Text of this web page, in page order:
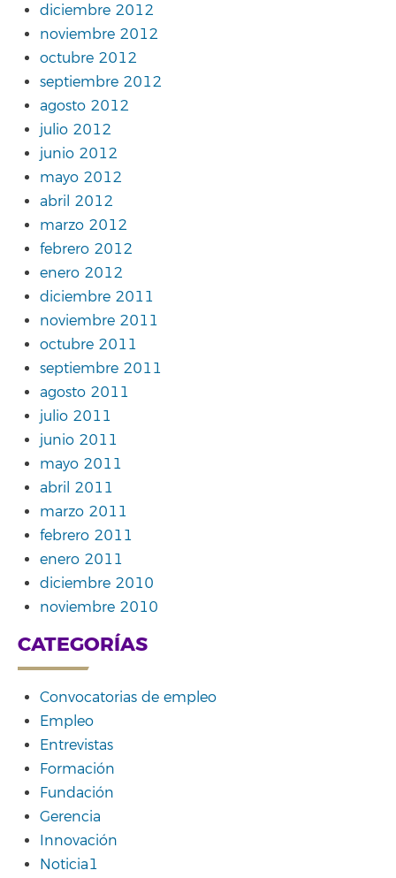
diciembre 2012
noviembre 2012
octubre 2012
septiembre 2012
agosto 2012
julio 2012
junio 2012
mayo 2012
abril 2012
marzo 2012
febrero 2012
enero 2012
diciembre 2011
noviembre 2011
octubre 2011
septiembre 2011
agosto 2011
julio 2011
junio 2011
mayo 2011
abril 2011
marzo 2011
febrero 2011
enero 2011
diciembre 2010
noviembre 2010
CATEGORÍAS
Convocatorias de empleo
Empleo
Entrevistas
Formación
Fundación
Gerencia
Innovación
Noticia1